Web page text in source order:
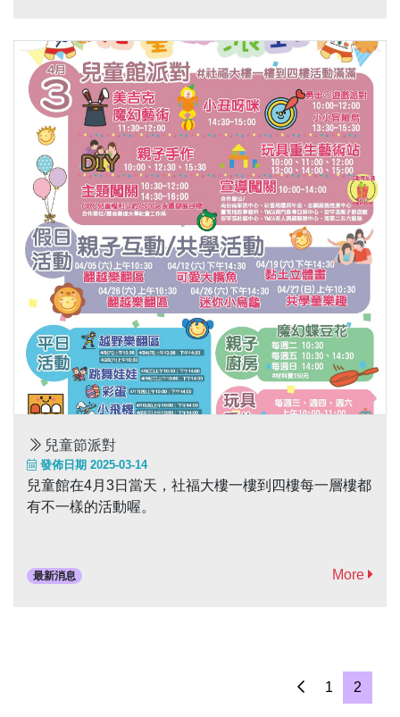
兒童節派對
發佈日期 2025-03-14
兒童館在4月3日當天，社福大樓一樓到四樓每一層樓都
有不一樣的活動喔。
最新消息 More
1 2